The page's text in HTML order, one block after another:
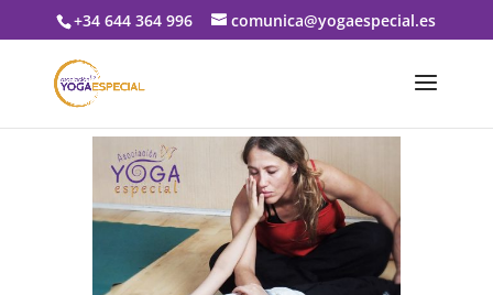
+34 644 364 996 comunica@yogaespecial.es